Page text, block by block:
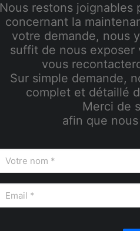
Nous restons
concernant la
votre demande, nous
suffit de nous
vous
Sur simple demande,
complet et détaillé
Merci de
afin que